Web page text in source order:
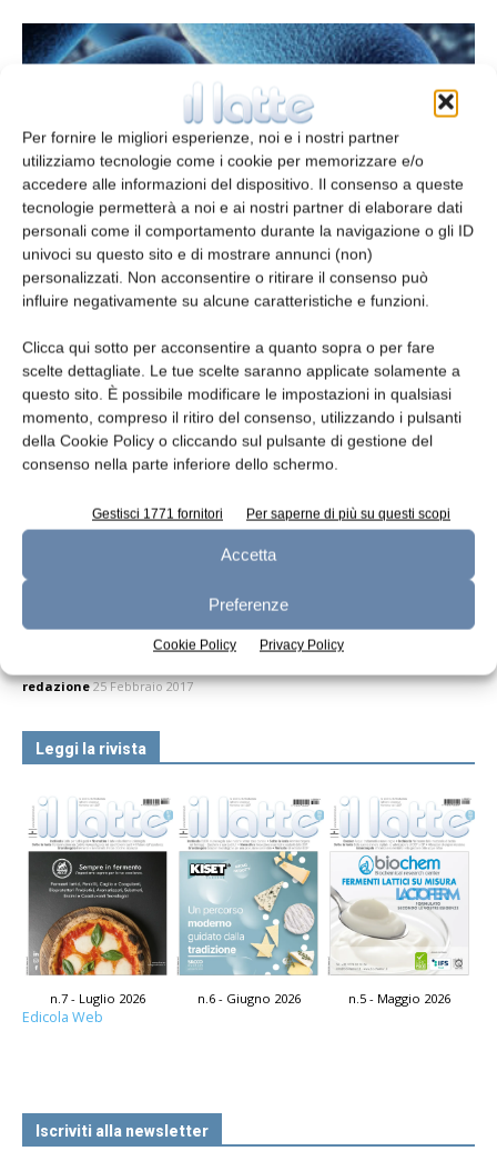
Per fornire le migliori esperienze, noi e i nostri partner
utilizziamo tecnologie come i cookie per memorizzare e/o
accedere alle informazioni del dispositivo. Il consenso a queste
tecnologie permetterà a noi e ai nostri partner di elaborare dati
personali come il comportamento durante la navigazione o gli ID
univoci su questo sito e di mostrare annunci (non)
personalizzati. Non acconsentire o ritirare il consenso può
influire negativamente su alcune caratteristiche e funzioni.
Clicca qui sotto per acconsentire a quanto sopra o per fare
scelte dettagliate. Le tue scelte saranno applicate solamente a
questo sito. È possibile modificare le impostazioni in qualsiasi
momento, compreso il ritiro del consenso, utilizzando i pulsanti
della Cookie Policy o cliccando sul pulsante di gestione del
consenso nella parte inferiore dello schermo.
Gestisci 1771 fornitori Per saperne di più su questi scopi
Accetta
Preferenze
Cookie Policy Privacy Policy
Antimicrobico-resistenza: modesti
progressi per la Corte UE dei conti
Alta la resistenza agli antimicrobici,
secondo un rapporto UE
redazione 25 Febbraio 2017
Leggi la rivista
n.7 - Luglio 2026 n.6 - Giugno 2026 n.5 - Maggio 2026
Edicola Web
Iscriviti alla newsletter